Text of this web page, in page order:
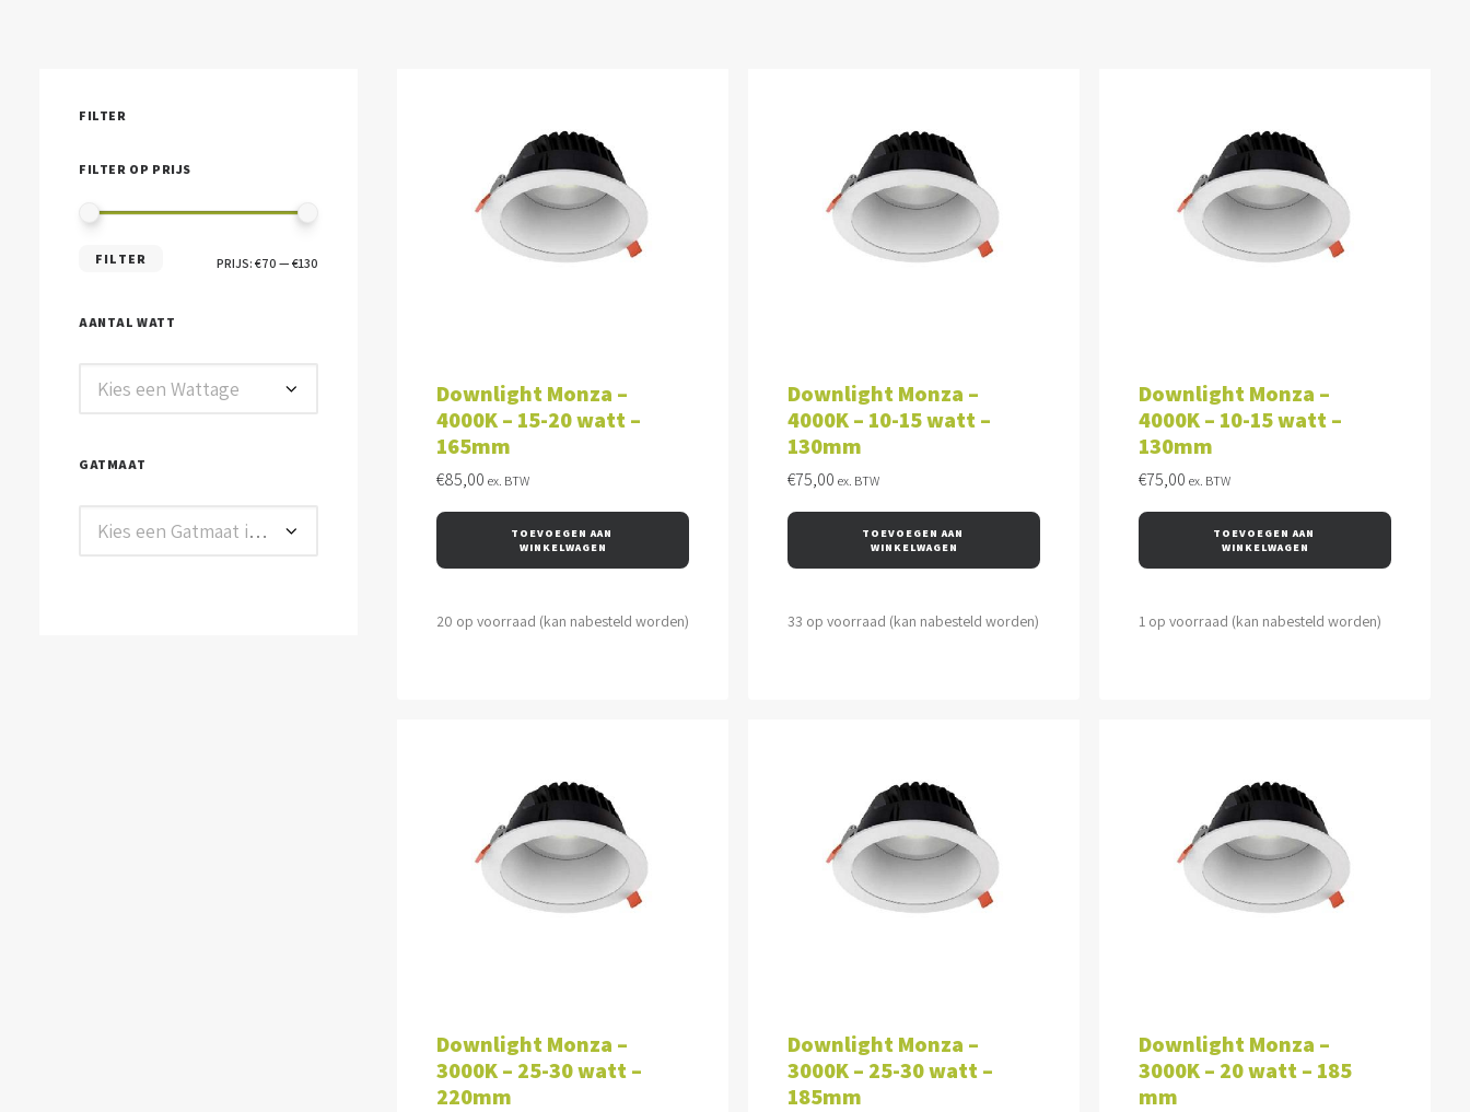
FILTER
FILTER OP PRIJS
FILTER PRIJS: €70 — €130
AANTAL WATT
Kies een Wattage
GATMAAT
Kies een Gatmaat in mm
Downlight Monza –
4000K – 15-20 watt –
165mm
€85,00 ex. BTW
TOEVOEGEN AAN
WINKELWAGEN
20 op voorraad (kan nabesteld worden)
Downlight Monza –
4000K – 10-15 watt –
130mm
€75,00 ex. BTW
TOEVOEGEN AAN
WINKELWAGEN
33 op voorraad (kan nabesteld worden)
Downlight Monza –
4000K – 10-15 watt –
130mm
€75,00 ex. BTW
TOEVOEGEN AAN
WINKELWAGEN
1 op voorraad (kan nabesteld worden)
Downlight Monza –
3000K – 25-30 watt –
220mm
Downlight Monza –
3000K – 25-30 watt –
185mm
Downlight Monza –
3000K – 20 watt – 185
mm